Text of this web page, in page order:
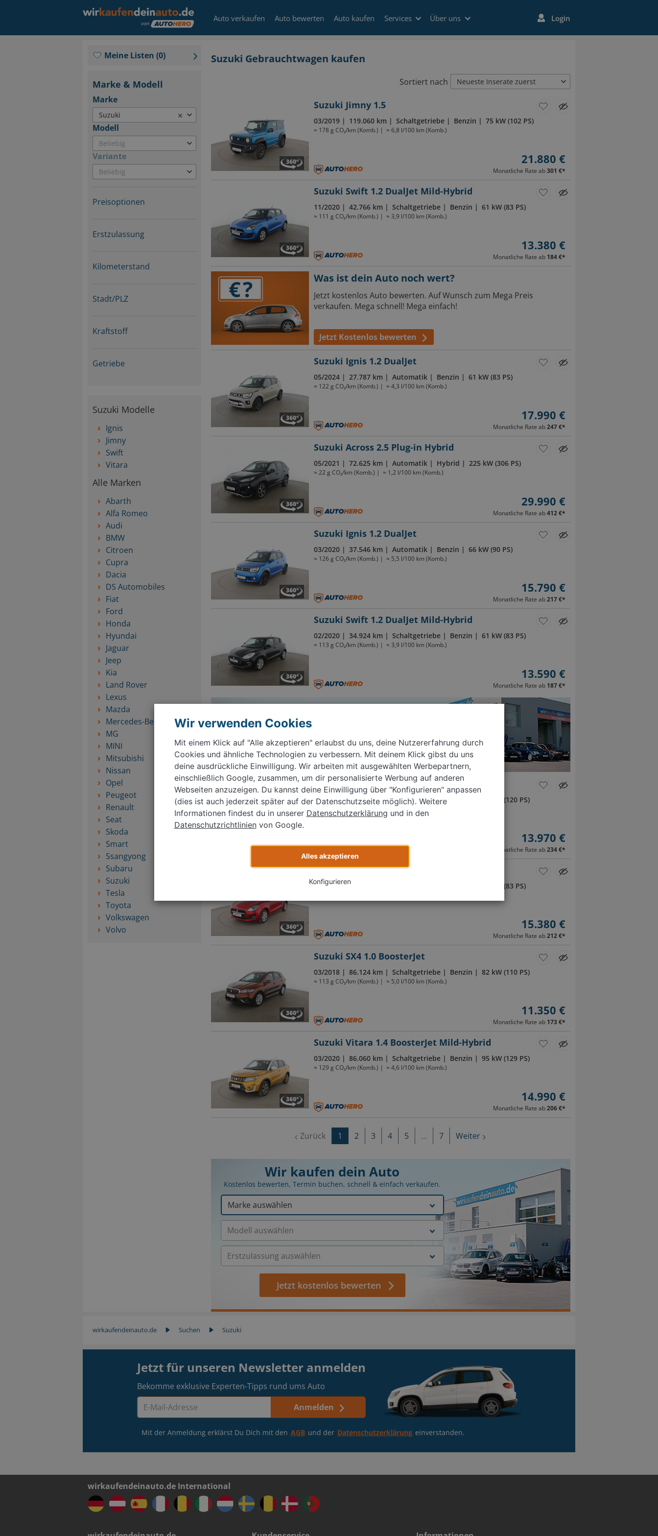
Auto verkaufen Auto bewerten Auto kaufen Services Über uns Login
Suzuki Gebrauchtwagen kaufen
Sortiert nach Neueste Inserate zuerst
Suzuki Jimny 1.5
03/2019 119.060 km Schaltgetriebe Benzin 75 kW (102 PS)
≈ 178 g CO₂/km (Komb.) ≈ 6,8 l/100 km (Komb.)
21.880 €
Monatliche Rate ab301 €*
Suzuki Swift 1.2 DualJet Mild-Hybrid
11/2020 42.766 km Schaltgetriebe Benzin 61 kW (83 PS)
≈ 111 g CO₂/km (Komb.) ≈ 3,9 l/100 km (Komb.)
13.380 €
Monatliche Rate ab 184 €*
Was ist dein Auto noch wert?
Jetzt kostenlos Auto bewerten. Auf Wunsch zum Mega Preis
verkaufen. Mega schnell! Mega einfach!
Jetzt Kostenlos bewerten
Suzuki Ignis 1.2 DualJet
05/2024 27.787 km Automatik Benzin 61 kW (83 PS)
≈ 122 g CO₂/km (Komb.) ≈ 4,3 l/100 km (Komb.)
17.990 €
Monatliche Rate ab247 €*
Suzuki Across 2.5 Plug-in Hybrid
05/2021 72.625 km Automatik Hybrid 225 kW (306 PS)
≈ 22 g CO₂/km (Komb.) ≈ 1,2 l/100 km (Komb.)
29.990 €
Monatliche Rate ab412 €*
Suzuki Ignis 1.2 DualJet
03/2020 37.546 km Automatik Benzin 66 kW (90 PS)
≈ 126 g CO₂/km (Komb.) ≈ 5,5 l/100 km (Komb.)
15.790 €
Monatliche Rate ab217 €*
Suzuki Swift 1.2 DualJet Mild-Hybrid
02/2020 34.924 km Schaltgetriebe Benzin 61 kW (83 PS)
≈ 113 g CO₂/km (Komb.) ≈ 3,9 l/100 km (Komb.)
13.590 €
Monatliche Rate ab 187 €*
Kostenlos bewerten, Termin buchen, schnell &
einfach verkaufen.
Jetzt Kostenlos bewerten
Suzuki Vitara 1.6
07/2017 90.994 km Schaltgetriebe 88 kW (120 PS)
≈ 130 g CO₂/km (Komb.) ≈ 5,6 l/100 km (Komb.)
13.970 €
Monatliche Rate ab234 €*
Suzuki Swift 1.2 DualJet Mild-Hybrid
06/2021 34.722 km 61 kW (83 PS)
15.380 €
Monatliche Rate ab212 €*
Suzuki SX4 1.0 BoosterJet
03/2018 86.124 km Schaltgetriebe Benzin 82 kW (110 PS)
≈ 113 g CO₂/km (Komb.) ≈ 5,0 l/100 km (Komb.)
11.350 €
Monatliche Rate ab 173 €*
Suzuki Vitara 1.4 BoosterJet Mild-Hybrid
03/2020 86.060 km Schaltgetriebe Benzin 95 kW (129 PS)
≈ 129 g CO₂/km (Komb.) ≈ 4,6 l/100 km (Komb.)
14.990 €
Monatliche Rate ab206 €*
Zurück 1 2 3 4 5 … 7 Weiter
Wir kaufen dein Auto
Kostenlos bewerten, Termin buchen, schnell & einfach verkaufen.
Jetzt kostenlos bewerten
Meine Listen (0)
Marke & Modell
Marke
Suzuki ×
Modell
Beliebig
Variante
Beliebig
Preisoptionen
Erstzulassung
Kilometerstand
Stadt/PLZ
Kraftstoff
Getriebe
Suzuki Modelle
Ignis
Jimny
Swift
Vitara
Alle Marken
Abarth
Alfa Romeo
Audi
BMW
Citroen
Cupra
Dacia
DS Automobiles
Fiat
Ford
Honda
Hyundai
Jaguar
Jeep
Kia
Land Rover
Lexus
Mazda
Mercedes-Benz
MG
MINI
Mitsubishi
Nissan
Opel
Peugeot
Renault
Seat
Skoda
Smart
Ssangyong
Subaru
Suzuki
Tesla
Toyota
Volkswagen
Volvo
wirkaufendeinauto.de Suchen Suzuki
Jetzt für unseren Newsletter anmelden
Bekomme exklusive Experten-Tipps rund ums Auto
Anmelden
Mit der Anmeldung erklärst Du Dich mit den AGB und der Datenschutzerklärung einverstanden.
wirkaufendeinauto.de International
Wir verwenden Cookies
Mit einem Klick auf "Alle akzeptieren" erlaubst du uns, deine Nutzererfahrung durch
Cookies und ähnliche Technologien zu verbessern. Mit deinem Klick gibst du uns
deine ausdrückliche Einwilligung. Wir arbeiten mit ausgewählten Werbepartnern,
einschließlich Google, zusammen, um dir personalisierte Werbung auf anderen
Webseiten anzuzeigen. Du kannst deine Einwilligung über "Konfigurieren" anpassen
(dies ist auch jederzeit später auf der Datenschutzseite möglich). Weitere
Informationen findest du in unserer Datenschutzerklärung und in den
Datenschutzrichtlinienvon Google.
Alles akzeptieren
Konfigurieren